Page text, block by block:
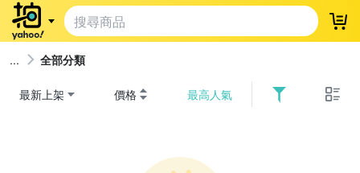
登
全部分類
最新上架 價格 最高人氣